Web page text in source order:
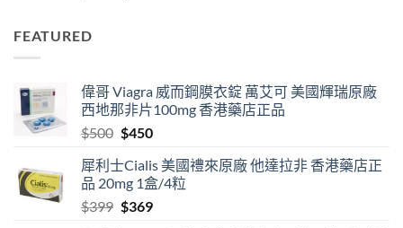
FEATURED
偉哥 Viagra 威而鋼膜衣錠 萬艾可 美國輝瑞原廠
西地那非片100mg 香港藥店正品
$500 Original
was:
$500.
$450Current
is:
$450.
犀利士Cialis 美國禮來原廠 他達拉非 香港藥店正
品 20mg 1盒/4粒
$399 Original
$369Current